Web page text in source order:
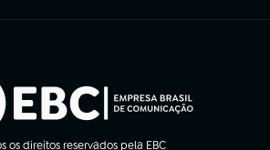
os direitos reservados pela EBC